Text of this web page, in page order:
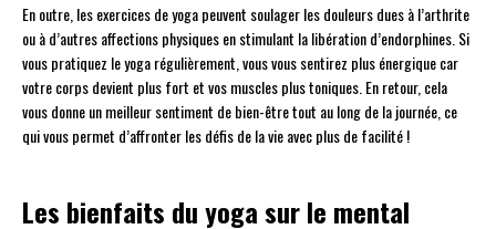
En outre, les exercices de yoga peuvent soulager les douleurs dues à l’arthrite
ou à d’autres affections physiques en stimulant la libération d’endorphines. Si
vous pratiquez le yoga régulièrement, vous vous sentirez plus énergique car
votre corps devient plus fort et vos muscles plus toniques. En retour, cela
vous donne un meilleur sentiment de bien-être tout au long de la journée, ce
qui vous permet d’affronter les défis de la vie avec plus de facilité !
Les bienfaits du yoga sur le mental